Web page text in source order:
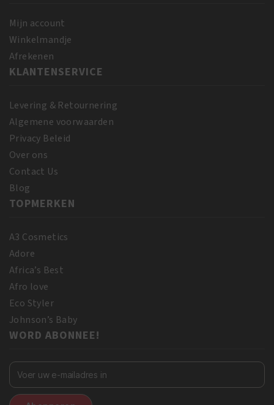
Mijn account
Winkelmandje
Afrekenen
KLANTENSERVICE
Levering & Retournering
Algemene voorwaarden
Privacy Beleid
Over ons
Contact Us
Blog
TOPMERKEN
A3 Cosmetics
Adore
Africa’s Best
Afro love
Eco Styler
Johnson’s Baby
WORD ABONNEE!